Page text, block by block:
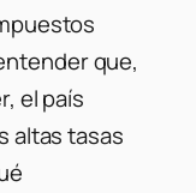
que,
el país
altas tasas